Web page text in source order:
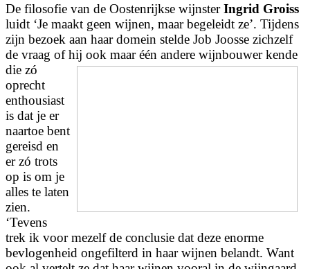
De filosofie van de Oostenrijkse wijnsterIngrid Groiss
luidt ‘Je maakt geen wijnen, maar begeleidt ze’. Tijdens
zijn bezoek aan haar domein stelde Job Joosse zichzelf
de vraag of hij ook maar één andere wijnbouwer kende
die zó
oprecht
enthousiast
is dat je er
naartoe bent
gereisd en
er zó trots
op is om je
alles te laten
zien.
‘Tevens
trek ik voor mezelf de conclusie dat deze enorme
bevlogenheid ongefilterd in haar wijnen belandt. Want